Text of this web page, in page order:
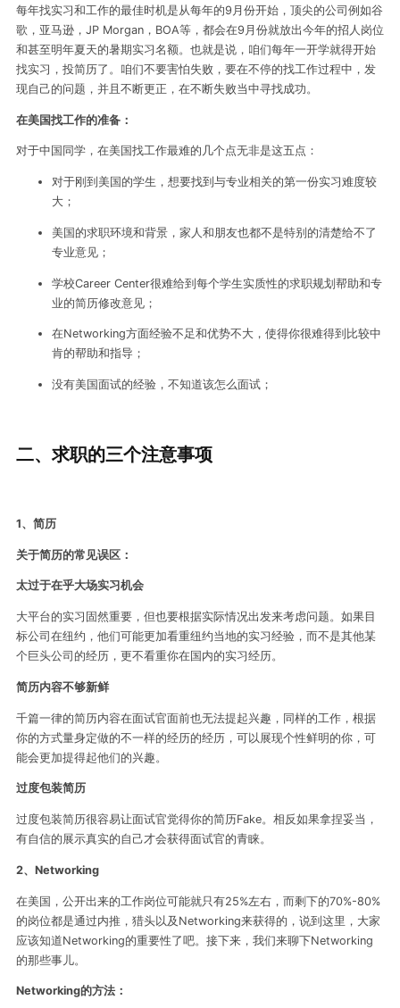
每年找实习和工作的最佳时机是从每年的9月份开始，顶尖的公司例如谷
歌，亚马逊，JP Morgan，BOA等，都会在9月份就放出今年的招人岗位
和甚至明年夏天的暑期实习名额。也就是说，咱们每年一开学就得开始
找实习，投简历了。咱们不要害怕失败，要在不停的找工作过程中，发
现自己的问题，并且不断更正，在不断失败当中寻找成功。
在美国找工作的准备：
对于中国同学，在美国找工作最难的几个点无非是这五点：
对于刚到美国的学生，想要找到与专业相关的第一份实习难度较
大；
美国的求职环境和背景，家人和朋友也都不是特别的清楚给不了
专业意见；
学校Career Center很难给到每个学生实质性的求职规划帮助和专
业的简历修改意见；
在Networking方面经验不足和优势不大，使得你很难得到比较中
肯的帮助和指导；
没有美国面试的经验，不知道该怎么面试；
二、求职的三个注意事项
1、 简历
关于简历的常见误区：
太过于在乎大场实习机会
大平台的实习固然重要，但也要根据实际情况出发来考虑问题。如果目
标公司在纽约，他们可能更加看重纽约当地的实习经验，而不是其他某
个巨头公司的经历，更不看重你在国内的实习经历。
简历内容不够新鲜
千篇一律的简历内容在面试官面前也无法提起兴趣，同样的工作，根据
你的方式量身定做的不一样的经历的经历，可以展现个性鲜明的你，可
能会更加提得起他们的兴趣。
过度包装简历
过度包装简历很容易让面试官觉得你的简历Fake。相反如果拿捏妥当，
有自信的展示真实的自己才会获得面试官的青睐。
2、 Networking
在美国，公开出来的工作岗位可能就只有25%左右，而剩下的70%-80%
的岗位都是通过内推，猎头以及Networking来获得的，说到这里，大家
应该知道Networking的重要性了吧。接下来，我们来聊下Networking
的那些事儿。
Networking的方法：